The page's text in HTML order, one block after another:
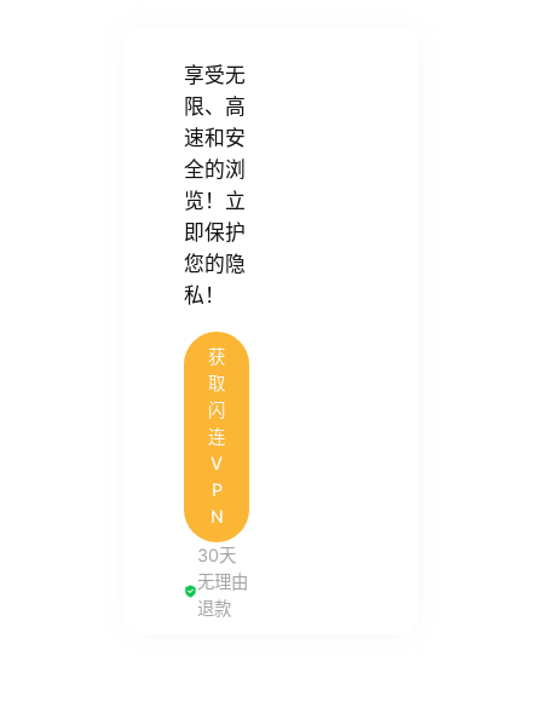
享受无
限、高
速和安
全的浏
览！立
即保护
您的隐
私！
获
取
闪
连
V
P
N
30天
无理由
退款